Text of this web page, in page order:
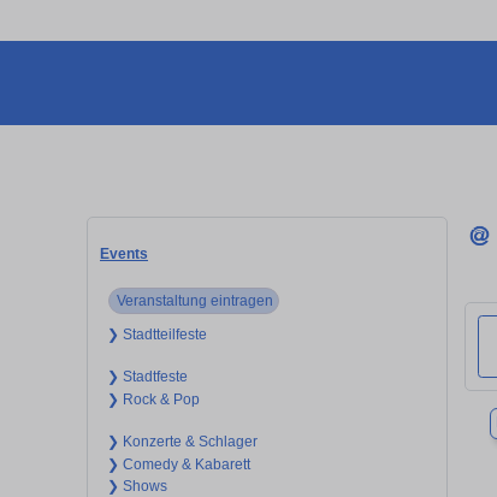
Events
Veranstaltung eintragen
❯ Stadtteilfeste
❯ Stadtfeste
❯ Rock & Pop
❯ Konzerte & Schlager
❯ Comedy & Kabarett
❯ Shows